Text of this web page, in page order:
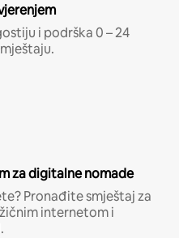
i podrška 0 – 24
za digitalne nomade
Pronađite smještaj za
internetom i